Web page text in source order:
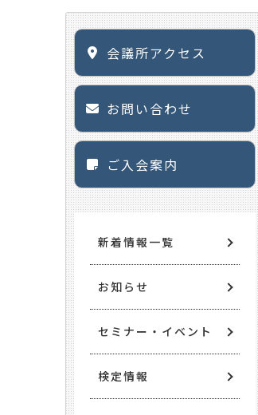
会議所アクセス
お問い合わせ
ご入会案内
新着情報一覧
お知らせ
セミナー・イベント
検定情報